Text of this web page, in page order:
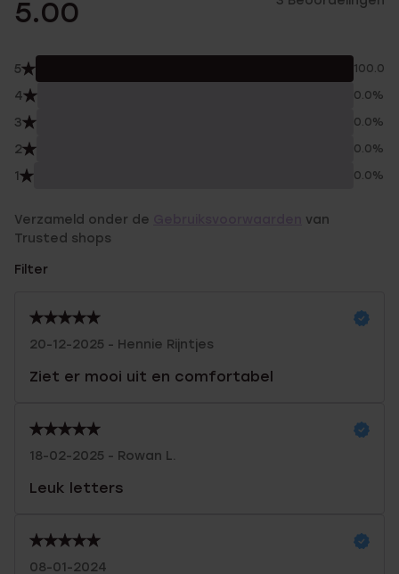
5.00
5 100.0%
4 0.0%
3 0.0%
2 0.0%
1 0.0%
Verzameld onder de
van
Trusted shops
Filter
20-12-2025 - Hennie Rijntjes
Ziet er mooi uit en comfortabel
18-02-2025 - Rowan L.
Leuk letters
08-01-2024